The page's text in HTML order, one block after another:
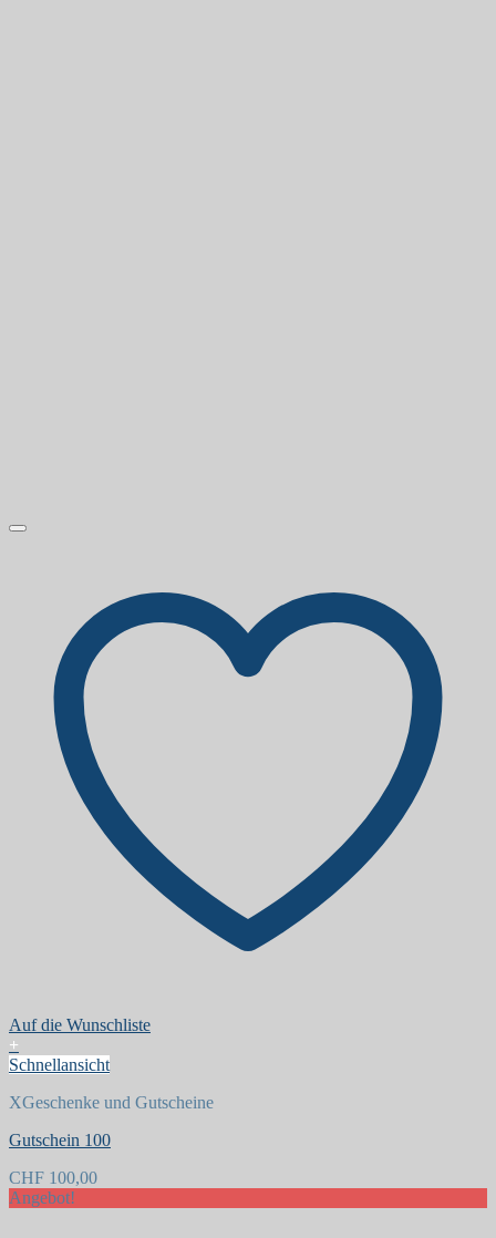
Auf die Wunschliste
+
Schnellansicht
XGeschenke und Gutscheine
Gutschein 100
CHF 100,00
Angebot!